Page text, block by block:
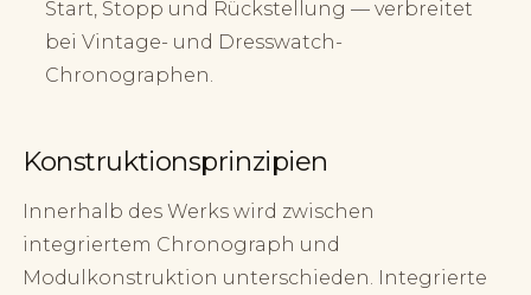
Start, Stopp und Rückstellung — verbreitet
bei Vintage- und Dresswatch-
Chronographen.
Konstruktionsprinzipien
Innerhalb des Werks wird zwischen
integriertem Chronograph und
Modulkonstruktion unterschieden. Integrierte